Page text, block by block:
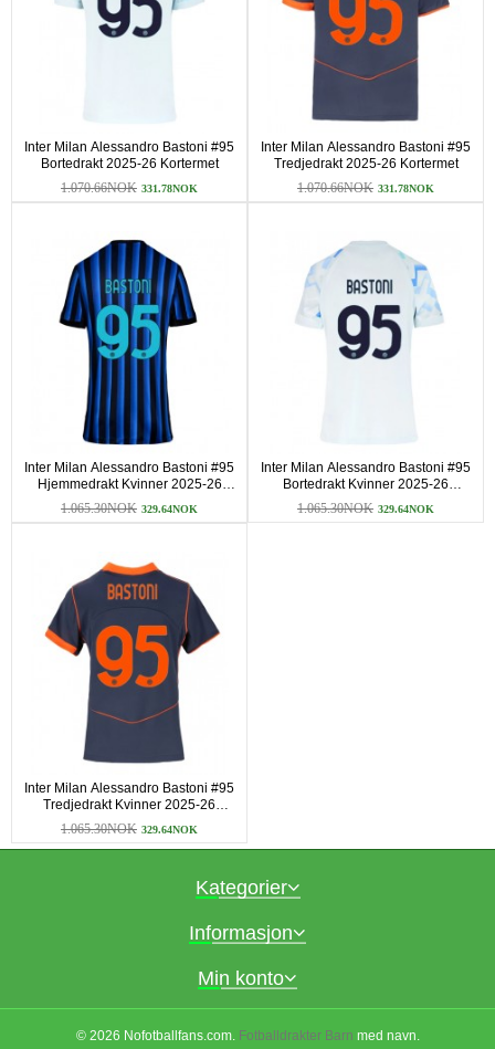
Inter Milan Alessandro Bastoni #95
Bortedrakt 2025-26 Kortermet
1.070.66NOK 331.78NOK
Inter Milan Alessandro Bastoni #95
Tredjedrakt 2025-26 Kortermet
1.070.66NOK 331.78NOK
Inter Milan Alessandro Bastoni #95
Hjemmedrakt Kvinner 2025-26
Kortermet
1.065.30NOK 329.64NOK
Inter Milan Alessandro Bastoni #95
Bortedrakt Kvinner 2025-26
Kortermet
1.065.30NOK 329.64NOK
Inter Milan Alessandro Bastoni #95
Tredjedrakt Kvinner 2025-26
Kortermet
1.065.30NOK 329.64NOK
Kategorier
Informasjon
Min konto
© 2026 Nofotballfans.com. Fotballdrakter Barn med navn.